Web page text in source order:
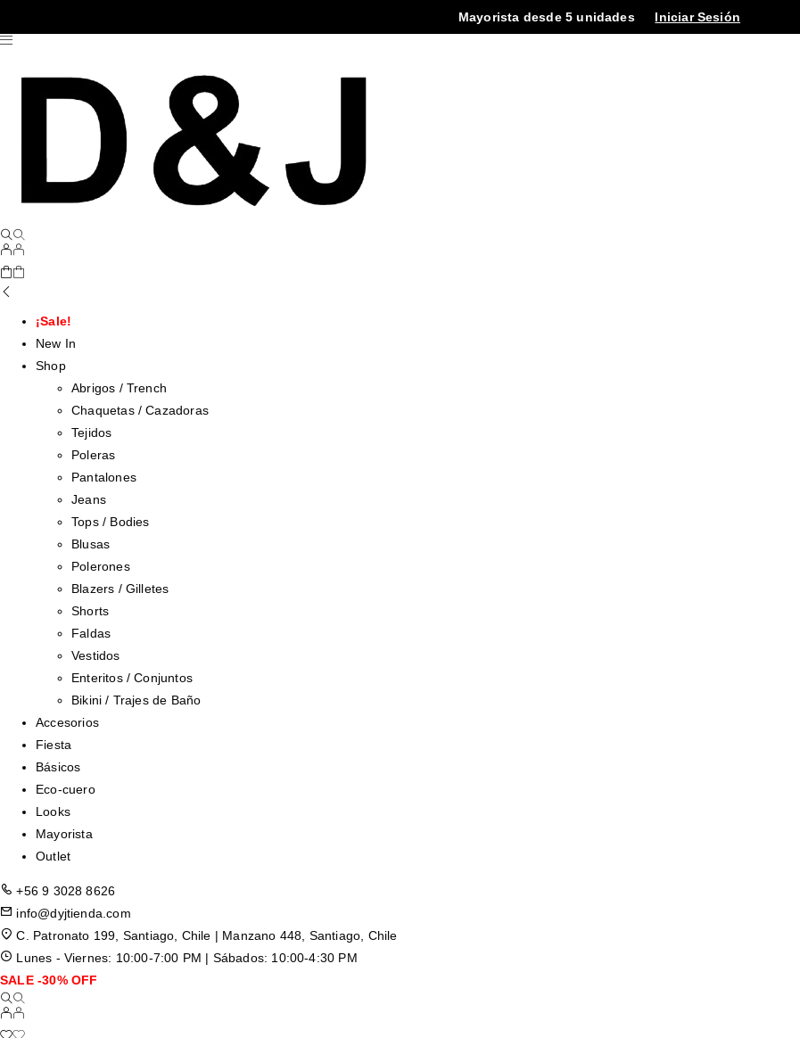
Mayorista desde 5 unidades Iniciar Sesión
¡Sale!
New In
Shop
Abrigos / Trench
Chaquetas / Cazadoras
Tejidos
Poleras
Pantalones
Jeans
Tops / Bodies
Blusas
Polerones
Blazers / Gilletes
Shorts
Faldas
Vestidos
Enteritos / Conjuntos
Bikini / Trajes de Baño
Accesorios
Fiesta
Básicos
Eco-cuero
Looks
Mayorista
Outlet
+56 9 3028 8626
info@dyjtienda.com
C. Patronato 199, Santiago, Chile | Manzano 448, Santiago, Chile
Lunes - Viernes: 10:00-7:00 PM | Sábados: 10:00-4:30 PM
SALE -30% OFF